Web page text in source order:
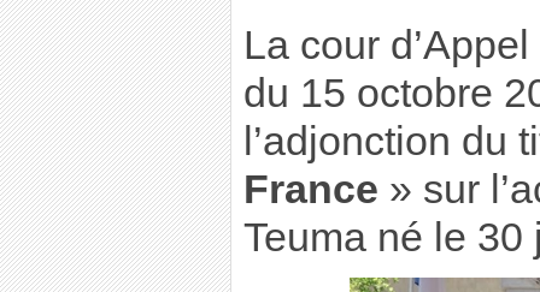
La cour
du 15 octobre
l’adjonction du
France » sur
Teuma né le